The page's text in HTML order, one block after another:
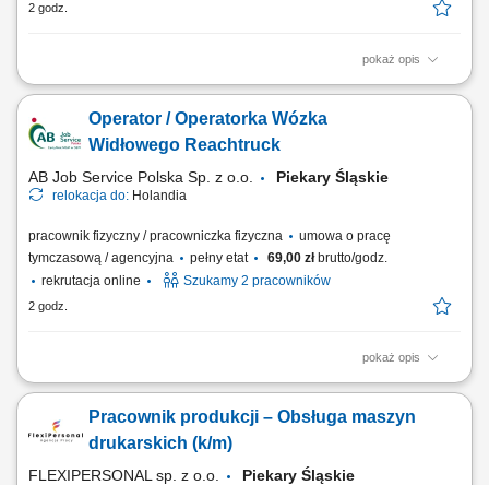
2 godz.
pokaż opis
Opis stanowiska wykonywanie prac produkcyjnych w zakładzie
obowiązującymi procedurami, dbanie o porządek i czystość stanowiska
pracy, przestrzeganie zasad bezpieczeństwa oraz standardów jakości,
Operator / Operatorka Wózka
Widłowego Reachtruck
AB Job Service Polska Sp. z o.o. Piekary Śląskie
relokacja do: Holandia
pracownik fizyczny / pracowniczka fizyczna
umowa o pracę
tymczasową / agencyjna
pełny etat 69,00 złbrutto/godz.
rekrutacja online
Szukamy 2 pracowników
2 godz.
pokaż opis
Opis stanowiska obsługa wózków widłowych typu reachtruck oraz
magazynu i chłodni, rozmieszczanie towarów na regałach wysokiego
składowania, załadunek i rozładunek pojazdów dostawczych,
Pracownik produkcji – Obsługa maszyn
drukarskich (k/m)
FLEXIPERSONAL sp. z o.o. Piekary Śląskie